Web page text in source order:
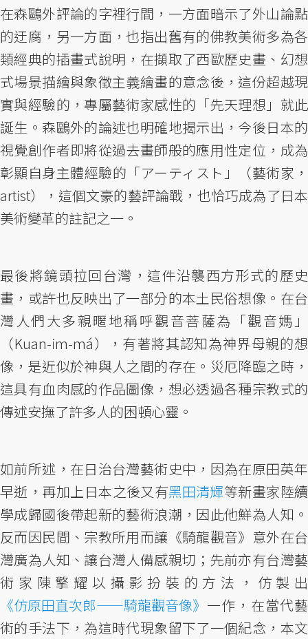
在森鷗外評論的字裡行間，一方面暗示了外山論點
的迂腐，另一方面，也指出舊有的佛教美術多為各
類經典的插畫式說明，在擷取了西歐歷史畫、幻想
式場景描繪與象徵主義繪畫的意念後，這份超越現
實與經驗的，專屬藝術家感性的「先天理想」就此
誕生。森鷗外的論述也明確地揭示出，今後日本的
視覺創作者即將從過去畫師般的應用性定位，成為
彰顯自身主體經驗的「アーティスト」（藝術家，
artist），這個文豪的藝評論戰，也恰巧成為了日本
美術變革的註記之一。
最後將鏡頭拉回台灣，這件沿襲西方形式的歷史
畫，或許也反映出了一部分的本土民俗想像。在台
灣人們大多親暱地稱呼觀音菩薩為「觀音媽」
（Kuan-im-má），有著將其認知為神界母親的想
像，是近似於神與人之間的存在。災厄降臨之時，
這具有血肉感的作品圖像，想必透過各種宗教式的
傳述安撫了許多人的困頓心靈。
如前所述，在日治台灣藝術史中，因為在原田英年
早逝，再加上日本之後又有黑田清輝等新畫家陸續
學成歸國後帶起新的藝術浪潮，因此他鮮為人知。
反而因民間、宗教所用而讓《騎龍觀音》意外在台
灣廣為人知、讓台灣人備感親切；先前亦有台灣藝
術家陳擎耀以攝影扮裝的方法，仿製出
《仿原田直次郎——騎龍觀音像》 一作，在當代藝
術的手法下，為這時代現象留下了一個紀念，本文